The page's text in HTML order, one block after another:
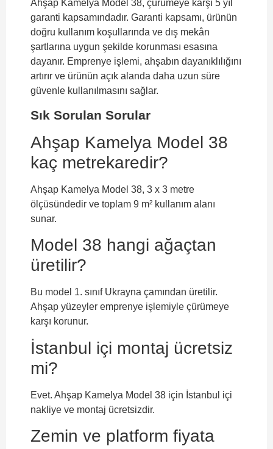
Ahşap Kamelya Model 38, çürümeye karşı 5 yıl
garanti kapsamındadır. Garanti kapsamı, ürünün
doğru kullanım koşullarında ve dış mekân
şartlarına uygun şekilde korunması esasına
dayanır. Emprenye işlemi, ahşabın dayanıklılığını
artırır ve ürünün açık alanda daha uzun süre
güvenle kullanılmasını sağlar.
Sık Sorulan Sorular
Ahşap Kamelya Model 38
kaç metrekaredir?
Ahşap Kamelya Model 38, 3 x 3 metre
ölçüsündedir ve toplam 9 m² kullanım alanı
sunar.
Model 38 hangi ağaçtan
üretilir?
Bu model 1. sınıf Ukrayna çamından üretilir.
Ahşap yüzeyler emprenye işlemiyle çürümeye
karşı korunur.
İstanbul içi montaj ücretsiz
mi?
Evet. Ahşap Kamelya Model 38 için İstanbul içi
nakliye ve montaj ücretsizdir.
Zemin ve platform fiyata